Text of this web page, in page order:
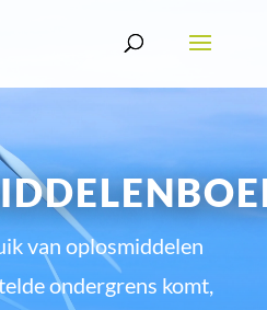
van oplosmiddelen
ondergrens komt,